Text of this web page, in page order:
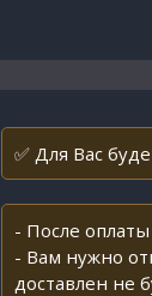
✅ Для Вас
- После
- Вам нужно
доставлен не